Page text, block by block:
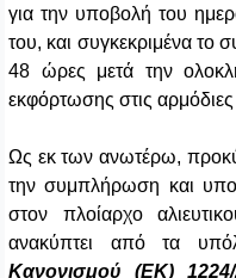
για την υποβολή του
του, και συγκεκριμένα το
48 ώρες μετά την
εκφόρτωσης στις
Ως εκ των ανωτέρω,
την συμπλήρωση και
στον πλοίαρχο
ανακύπτει από τα
Κανονισμού (ΕΚ)